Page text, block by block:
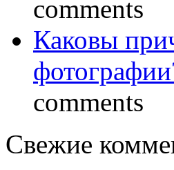
comments
Каковы
comments
Свежие